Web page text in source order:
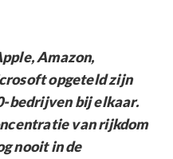
Amazon,
opgeteld zijn
bedrijven bij elkaar.
van rijkdom
nooit in de